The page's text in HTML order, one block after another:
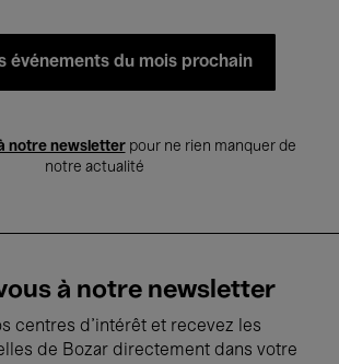
événements du mois prochain
notre newsletterpour ne rien manquer de
notre actualité
à notre newsletter
centres d'intérêt et recevez les
de Bozar directement dans votre